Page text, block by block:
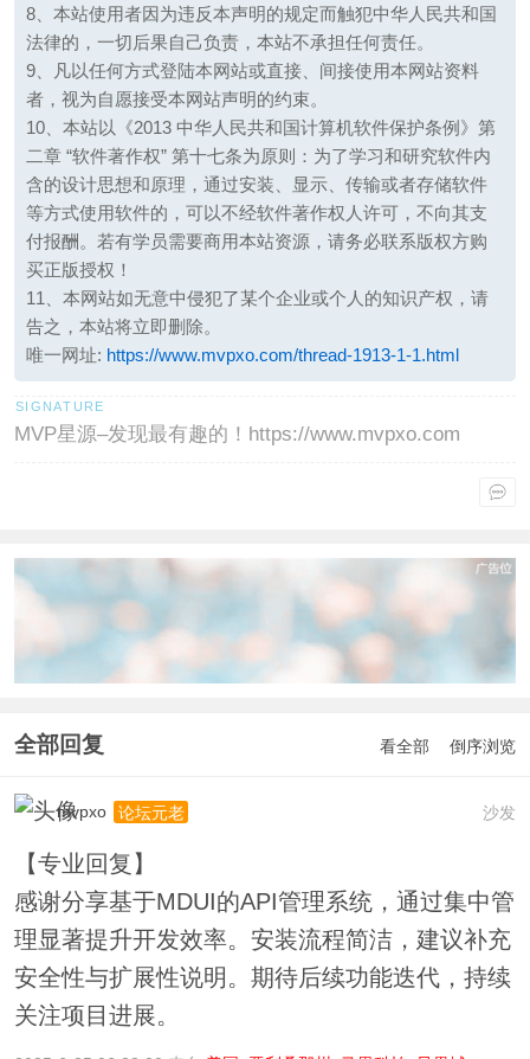
8、本站使用者因为违反本声明的规定而触犯中华人民共和国
法律的，一切后果自己负责，本站不承担任何责任。
9、凡以任何方式登陆本网站或直接、间接使用本网站资料
者，视为自愿接受本网站声明的约束。
10、本站以《2013 中华人民共和国计算机软件保护条例》第
二章 “软件著作权” 第十七条为原则：为了学习和研究软件内
含的设计思想和原理，通过安装、显示、传输或者存储软件
等方式使用软件的，可以不经软件著作权人许可，不向其支
付报酬。若有学员需要商用本站资源，请务必联系版权方购
买正版授权！
11、本网站如无意中侵犯了某个企业或个人的知识产权，请
告之，本站将立即删除。
唯一网址: https://www.mvpxo.com/thread-1913-1-1.html
MVP星源–发现最有趣的！https://www.mvpxo.com
全部回复 看全部 倒序浏览
沙发
mvpxo 论坛元老
【专业回复】
感谢分享基于MDUI的API管理系统，通过集中管
理显著提升开发效率。安装流程简洁，建议补充
安全性与扩展性说明。期待后续功能迭代，持续
关注项目进展。